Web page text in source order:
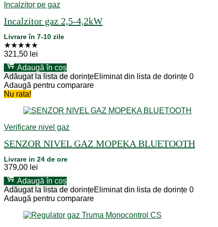
Incalzitor pe gaz
Incalzitor gaz 2,5-4,2kW
Livrare în 7-10 zile
★★★★★
321,50 lei
Adaugă în coș
Adăugat la lista de dorințeEliminat din lista de dorințe 0
Adaugă pentru comparare
Nu rata!
Verificare nivel gaz
SENZOR NIVEL GAZ MOPEKA BLUETOOTH
Livrare in 24 de ore
379,00 lei
Adaugă în coș
Adăugat la lista de dorințeEliminat din lista de dorințe 0
Adaugă pentru comparare